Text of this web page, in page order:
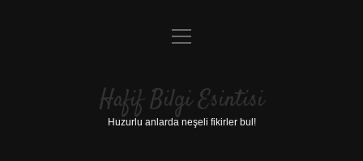
Anasayfa
Yasal Uyarı
menüyü
Hafif Bilgi Esintisi
Huzurlu anlarda neşeli fikirler bul!